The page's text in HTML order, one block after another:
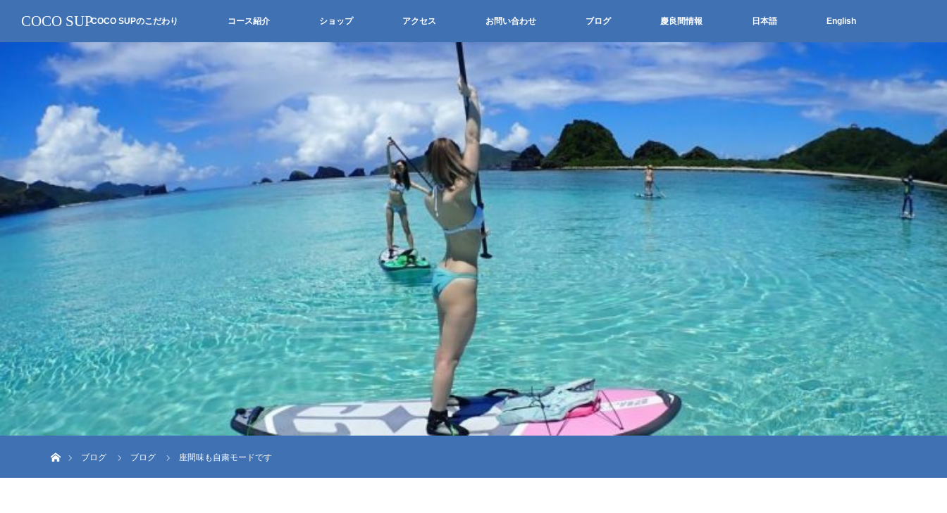
COCO SUPCOCO SUPのこだわり コース紹介 ショップ アクセス お問い合わせ ブログ 慶良間情報 日本語 English
ブログ
ブログ 座間味も自粛モードです